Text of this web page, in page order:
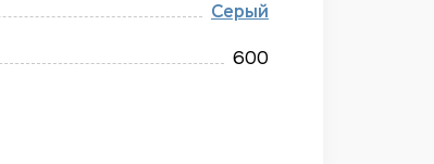
Серый
600